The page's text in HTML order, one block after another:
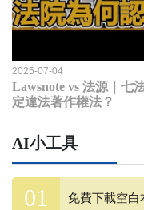
2025-07-04
Lawsnote vs 法源｜七
定違法著作權法？
AI小工具
免費下載空白